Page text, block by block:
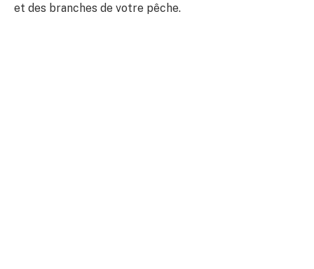
et des branches de votre pêche.